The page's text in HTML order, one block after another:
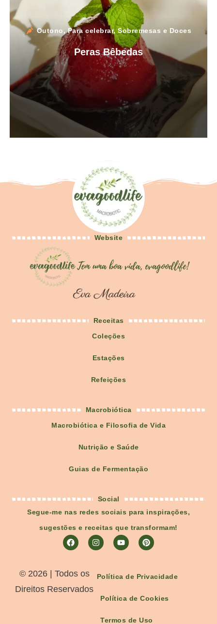
Outono,Para celebrar, Sobremesas e Doces
Peras Bêbedas
Website
Receitas
Coleções
Estações
Refeições
Macrobiótica
Macrobiótica e Filosofia de Vida
Nutrição e Saúde
Guias de Fermentação
Social
Segue-me nas redes sociais para inspirações,
sugestões e receitas que transformam!
©️ 2026 | Todos os
Direitos Reservados
Política de Privacidade
Política de Cookies
Termos de Uso